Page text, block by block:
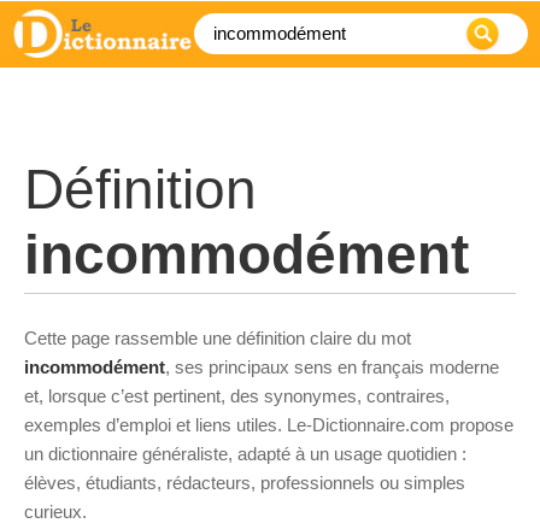
Définition
incommodément
Cette page rassemble une définition claire du mot
incommodément, ses principaux sens en français moderne
et, lorsque c’est pertinent, des synonymes, contraires,
exemples d’emploi et liens utiles. Le-Dictionnaire.com propose
un dictionnaire généraliste, adapté à un usage quotidien :
élèves, étudiants, rédacteurs, professionnels ou simples
curieux.